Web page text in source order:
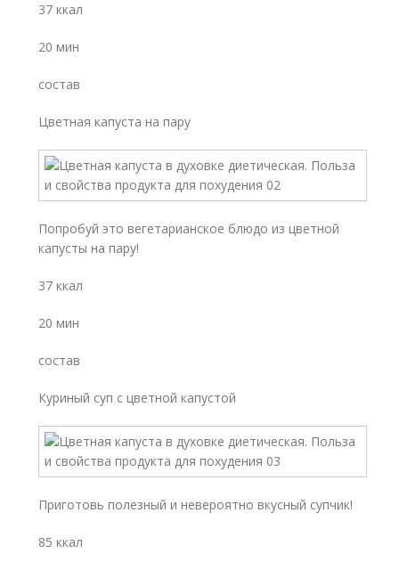
37 ккал
20 мин
состав
Цветная капуста на пару
Попробуй это вегетарианское блюдо из цветной
капусты на пару!
37 ккал
20 мин
состав
Куриный суп с цветной капустой
Приготовь полезный и невероятно вкусный супчик!
85 ккал